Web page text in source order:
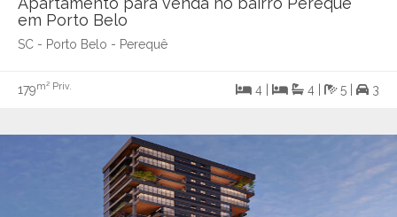
em Porto Belo
SC - Porto Belo - Perequê
179m² Priv. 4 | 4 | 5 | 3